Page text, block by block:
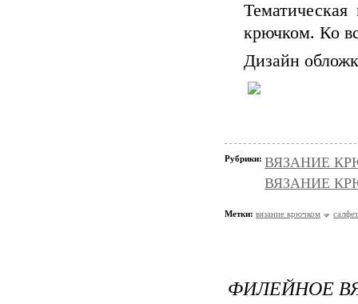
крючком. Ко
Дизайн
Рубрики: ВЯЗАНИЕ
ВЯЗАНИЕ
Метки: вязание крючком
ФИЛЕЙНОЕ